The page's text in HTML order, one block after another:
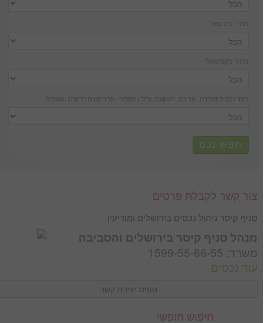
מחיר מינימאלי
מחיר מקסימאלי
בחר נכס להשכרה, מכירה, השקעה, נדל''ן מסחרי, פרוייקטים חדשים ושטחים
חפש נכס
צור קשר לקבלת פרטים
סניף קיסר ניהול נכסים בירושלים ומודיעין
מנהל סניף קיסר בירושלים והסביבה
משרד: 1599-55-66-55
עוד נכסים
טופס יצירת קשר
חיפוש חופשי